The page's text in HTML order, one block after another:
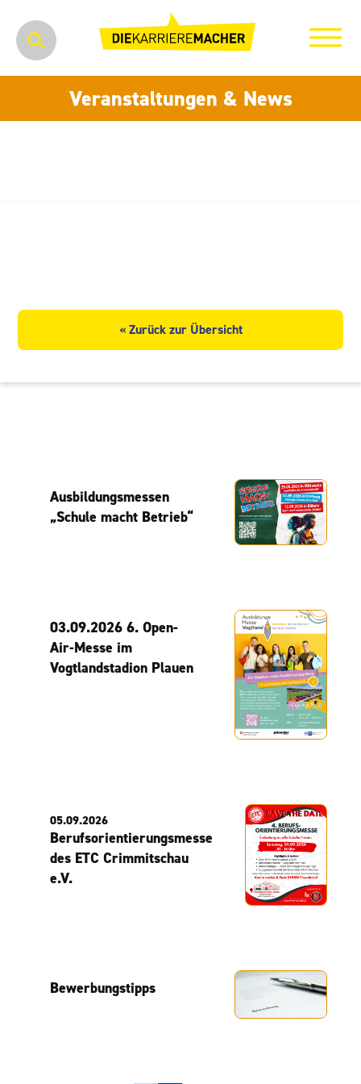
Veranstaltungen & News
« Zurück zur Übersicht
Ausbildungsmessen
„Schule macht Betrieb“
03.09.2026 6. Open-
Air-Messe im
Vogtlandstadion Plauen
05.09.2026
Berufsorientierungsmesse
des ETC Crimmitschau
e.V.
Bewerbungstipps